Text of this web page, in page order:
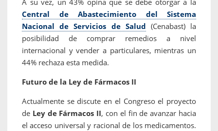
A su vez, un 43% opina que se debe otorgar a la
Central de Abastecimiento del Sistema
Nacional de Servicios de Salud (Cenabast) la
posibilidad de comprar remedios a nivel
internacional y vender a particulares, mientras un
44% rechaza esta medida.
Futuro de la Ley de Fármacos II
Actualmente se discute en el Congreso el proyecto
de Ley de Fármacos II, con el fin de avanzar hacia
el acceso universal y racional de los medicamentos.